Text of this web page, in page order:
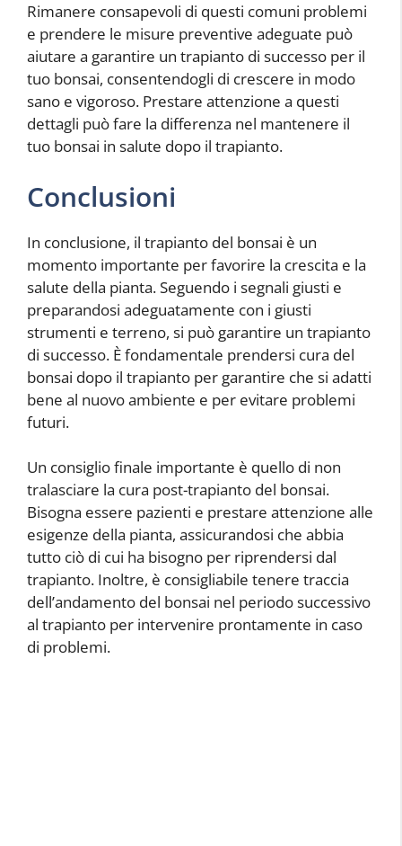
Rimanere consapevoli di questi comuni problemi
e prendere le misure preventive adeguate può
aiutare a garantire un trapianto di successo per il
tuo bonsai, consentendogli di crescere in modo
sano e vigoroso. Prestare attenzione a questi
dettagli può fare la differenza nel mantenere il
tuo bonsai in salute dopo il trapianto.
Conclusioni
In conclusione, il trapianto del bonsai è un
momento importante per favorire la crescita e la
salute della pianta. Seguendo i segnali giusti e
preparandosi adeguatamente con i giusti
strumenti e terreno, si può garantire un trapianto
di successo. È fondamentale prendersi cura del
bonsai dopo il trapianto per garantire che si adatti
bene al nuovo ambiente e per evitare problemi
futuri.
Un consiglio finale importante è quello di non
tralasciare la cura post-trapianto del bonsai.
Bisogna essere pazienti e prestare attenzione alle
esigenze della pianta, assicurandosi che abbia
tutto ciò di cui ha bisogno per riprendersi dal
trapianto. Inoltre, è consigliabile tenere traccia
dell’andamento del bonsai nel periodo successivo
al trapianto per intervenire prontamente in caso
di problemi.